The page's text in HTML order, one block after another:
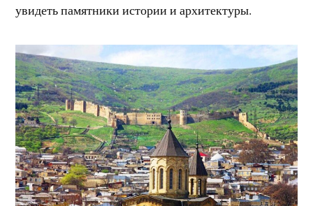
увидеть памятники истории и архитектуры.